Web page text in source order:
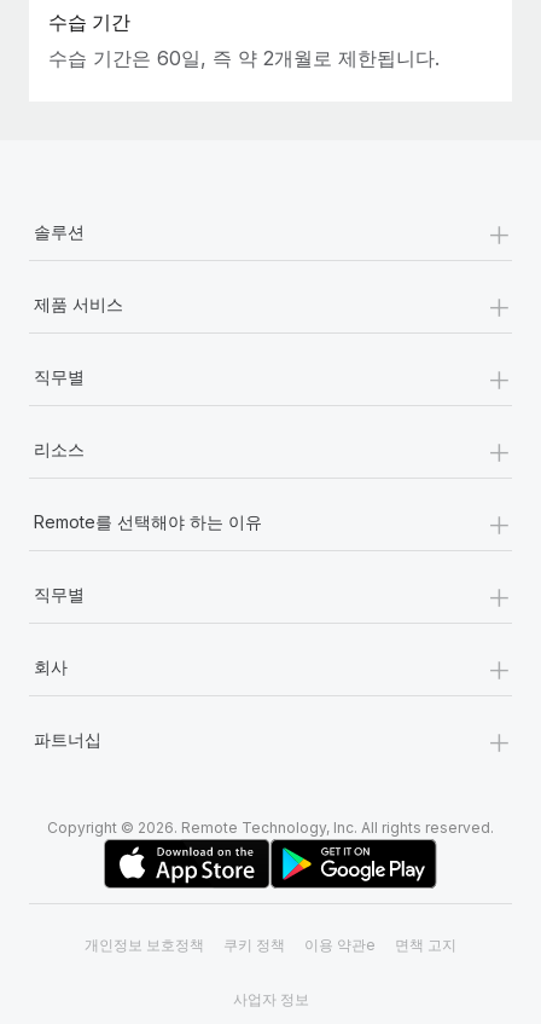
수습 기간
수습 기간은 60일, 즉 약 2개월로 제한됩니다.
솔루션 +
제품 서비스 +
직무별 +
리소스 +
Remote를 선택해야 하는 이유 +
직무별 +
회사 +
파트너십 +
Copyright © 2026. Remote Technology, Inc. All rights reserved.
개인정보 보호정책 쿠키 정책 이용 약관e 면책 고지
사업자 정보